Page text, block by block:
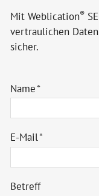
Themen
Mit Weblication®
vertraulichen
sicher.
Name*
E-Mail*
Betreff